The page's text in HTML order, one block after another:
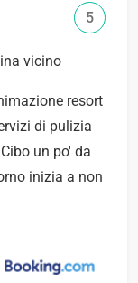
vicino
resort
di pulizia
un po' da
inizia a non
5